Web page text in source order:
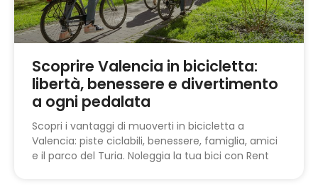
Scoprire Valencia in bicicletta:
libertà, benessere e divertimento
a ogni pedalata
Scopri i vantaggi di muoverti in bicicletta a
Valencia: piste ciclabili, benessere, famiglia, amici
e il parco del Turia. Noleggia la tua bici con Rent